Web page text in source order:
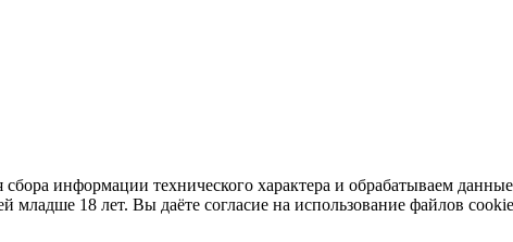
информации технического характера и обрабатываем
младше 18 лет. Вы даёте согласие на использование файлов